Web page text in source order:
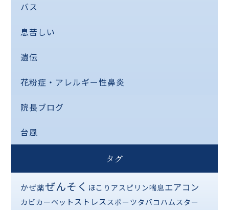
バス
息苦しい
遺伝
花粉症・アレルギー性鼻炎
院長ブログ
台風
タグ
かぜ薬ぜんそく ほこり アスピリン喘息エアコン
カビカーペット ストレス スポーツタバコ ハムスター